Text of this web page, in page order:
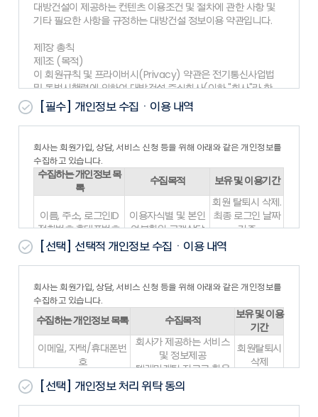
대방건설이 제공하는 컨텐츠 이용조건 및 절차에 관한 사항 및
기타 필요한 사항을 규정하는 대방건설 정보이용 약관입니다.
제1장 총칙
제1조 (목적)
이 회원규칙 및 프라이버시(Privacy) 약관은 전기통신사업법
및 동법시행령에 의하여 대방건설 주식회사(이하 "회사"라 한
다)가 제공하는 www.dbcons.co.kr 서비스(이하 "서비스
"라 한다)의 이용 조건, 절차, 회사와 회원의 권리, 의무 등 기타
필요한 사항을 약관함을 목적으로 합니다.
제2조 (약관의 게시와 개정)
1. 회사가 본 약관의 내용을 회원이 쉽게 알 수 있도록 서비스 초
기 화면에 게시하거나 기타의 방법으로 회원에게 공지함으로써
본 약관은 효력을 발생합니다.
2. 회사는 『약관의규제에관한법률』, 『정보통신망이용촉진및
정보보호등에관한법률(이하 “정보통신망법”)』 등 관련법을 위
배하지 않는 범위에서 본 약관을 개정할 수 있으며, 변경된 약관
은 제1항과
같은 방법으로 공지함으로 써 효력을 발생합니다.
제3조 (약관 외 준칙)
법 및 기타 관련법령의 약관에 의합니다.
제4조 (용어의 정의)
1. 본 약관에서 사용하는 용어의 정의는 다음과 같습니다.
- “회원”이라 함은 회사의 “서비스”에 접속하여 이 약관에 따라
“회사”와 이용계약을 체결하고 “회사”가 제공하는 “서비스”를 이
용하는 고객을 말합니다.
- “아이디(ID)”라 함은 “회원”의 식별과 “서비스” 이용을 위하여
“회원”이 정하고 “회사”가 승인하는 문자와 숫자의 조합을 의미
[필수] 개인정보 수집ㆍ이용 내역
회사는 회원가입, 상담, 서비스 신청 등을 위해 아래와 같은 개인정보를
수집하고 있습니다.
수집하는 개인정보 목
록
수집목적 보유 및 이용기간
이름, 주소, 로그인ID
전화번호,휴대폰번호,
이메일
이용자식별 및 본인
여부확인 고객상담
및 광고
회원 탈퇴시 삭제.
최종 로그인 날짜
기준
1년간 미로그인시
거부 시 대방건설(주)의 서비스가 제한되며, 동의를 해주셔야 서비스를
이용하실수 있습니다.
[선택] 선택적 개인정보 수집ㆍ이용 내역
회사는 회원가입, 상담, 서비스 신청 등을 위해 아래와 같은 개인정보를
수집하고 있습니다.
수집하는 개인정보 목록 수집목적
보유 및 이용
기간
이메일, 자택/휴대폰번
호
회사가 제공하는 서비스
및 정보제공
텔레마케팅 자료로 활용
회원탈퇴시
삭제
이름, ID, 주소, 이메일,
휴대폰번호
고객상담, 고객민원 접수/
[선택] 개인정보 처리 위탁 동의